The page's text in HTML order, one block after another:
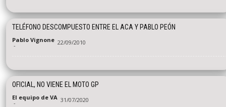
TELÉFONO DESCOMPUESTO ENTRE EL ACA Y PABLO PEÓN
Pablo Vignone
- 22/09/2010
OFICIAL, NO VIENE EL MOTO GP
El equipo de VA
- 31/07/2020